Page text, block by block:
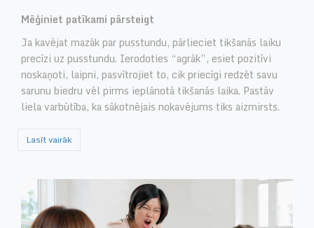
Mēģiniet patīkami pārsteigt
Ja kavējat mazāk par pusstundu, pārlieciet tikšanās laiku
precīzi uz pusstundu. Ierodoties “agrāk”, esiet pozitīvi
noskaņoti, laipni, pasvītrojiet to, cik priecīgi redzēt savu
sarunu biedru vēl pirms ieplānotā tikšanās laika. Pastāv
liela varbūtība, ka sākotnējais nokavējums tiks aizmirsts.
Lasīt vairāk